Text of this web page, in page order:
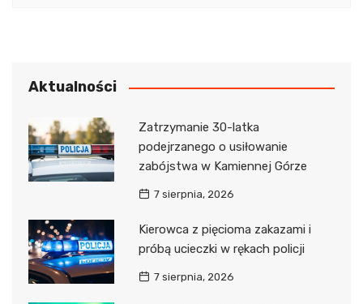
Aktualności
Zatrzymanie 30-latka
podejrzanego o usiłowanie
zabójstwa w Kamiennej Górze
7 sierpnia, 2026
Kierowca z pięcioma zakazami i
próbą ucieczki w rękach policji
7 sierpnia, 2026